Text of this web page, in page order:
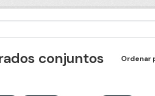
Ordenar
conjuntos